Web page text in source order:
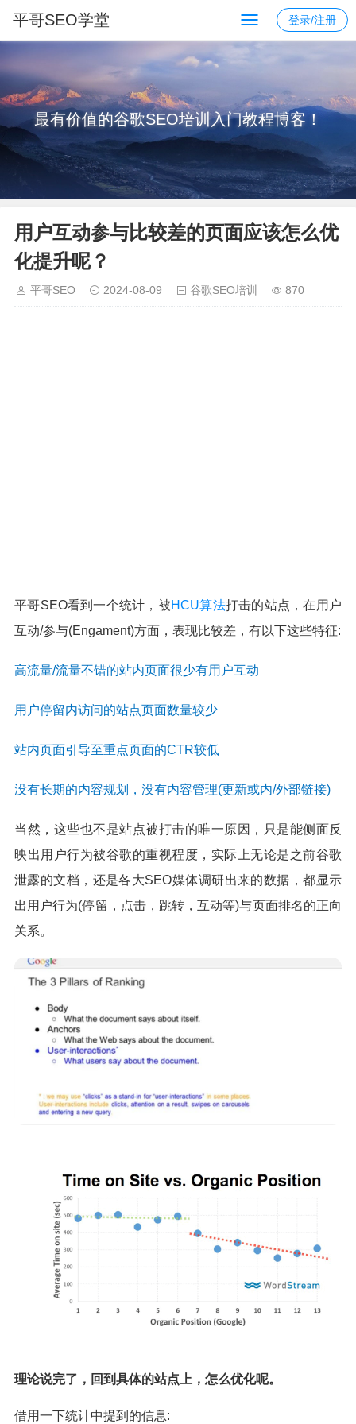
平哥SEO学堂 登录/注册
最有价值的谷歌SEO培训入门教程博客！
用户互动参与比较差的页面应该怎么优
化提升呢？
平哥SEO 2024-08-09 谷歌SEO培训 870
平哥SEO看到一个统计，被HCU算法打击的站点，在用户
互动/参与(Engament)方面，表现比较差，有以下这些特征:
高流量/流量不错的站内页面很少有用户互动
用户停留内访问的站点页面数量较少
站内页面引导至重点页面的CTR较低
没有长期的内容规划，没有内容管理(更新或内/外部链接)
当然，这些也不是站点被打击的唯一原因，只是能侧面反
映出用户行为被谷歌的重视程度，实际上无论是之前谷歌
泄露的文档，还是各大SEO媒体调研出来的数据，都显示
出用户行为(停留，点击，跳转，互动等)与页面排名的正向
关系。
理论说完了，回到具体的站点上，怎么优化呢。
借用一下统计中提到的信息: